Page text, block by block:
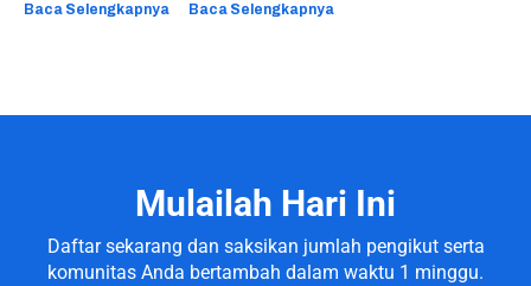
Baca Selengkapnya Baca Selengkapnya
Mulailah Hari Ini
Daftar sekarang dan saksikan jumlah pengikut serta
komunitas Anda bertambah dalam waktu 1 minggu.